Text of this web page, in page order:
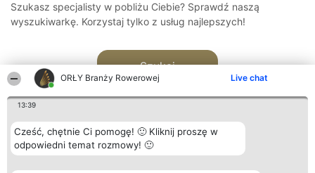
ORŁY Branży Rowerowej Live chat
13:39
Cześć, chętnie Ci pomogę! 🙂 Kliknij proszę w
odpowiedni temat rozmowy! 🙂
Szukasz specjalisty w pobliżu Ciebie? Sprawdź naszą
wyszukiwarkę. Korzystaj tylko z usług najlepszych!
Szukaj
Organizator plebiscytu Plebiscyt Kontakt